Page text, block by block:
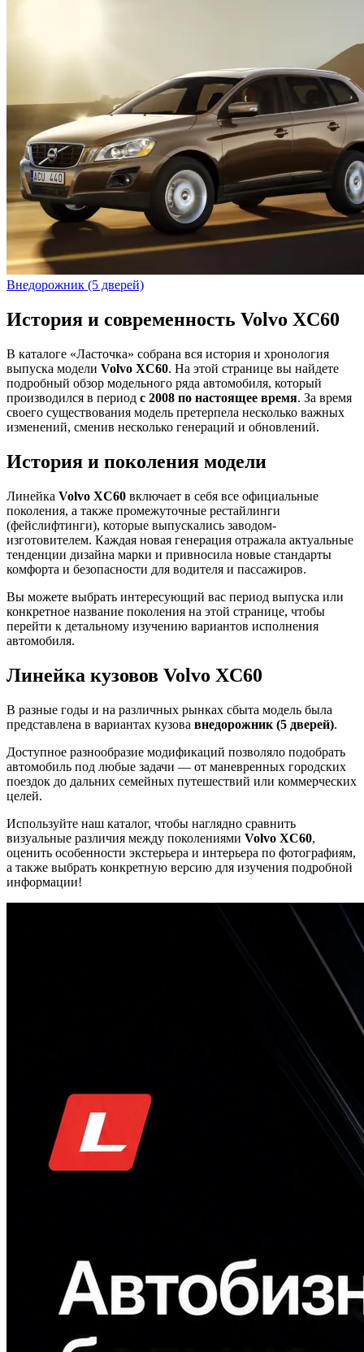
Внедорожник (5 дверей)
История и современность Volvo XC60
В каталоге «Ласточка» собрана вся история и хронология
выпуска модели Volvo XC60. На этой странице вы найдете
подробный обзор модельного ряда автомобиля, который
производился в период с 2008 по настоящее время. За время
своего существования модель претерпела несколько важных
изменений, сменив несколько генераций и обновлений.
История и поколения модели
Линейка Volvo XC60 включает в себя все официальные
поколения, а также промежуточные рестайлинги
(фейслифтинги), которые выпускались заводом-
изготовителем. Каждая новая генерация отражала актуальные
тенденции дизайна марки и привносила новые стандарты
комфорта и безопасности для водителя и пассажиров.
Вы можете выбрать интересующий вас период выпуска или
конкретное название поколения на этой странице, чтобы
перейти к детальному изучению вариантов исполнения
автомобиля.
Линейка кузовов Volvo XC60
В разные годы и на различных рынках сбыта модель была
представлена в вариантах кузова внедорожник (5 дверей).
Доступное разнообразие модификаций позволяло подобрать
автомобиль под любые задачи — от маневренных городских
поездок до дальних семейных путешествий или коммерческих
целей.
Используйте наш каталог, чтобы наглядно сравнить
визуальные различия между поколениями Volvo XC60,
оценить особенности экстерьера и интерьера по фотографиям,
а также выбрать конкретную версию для изучения подробной
информации!